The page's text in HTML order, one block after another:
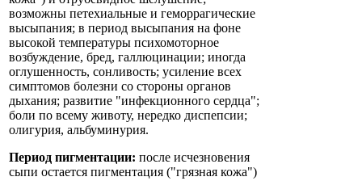
возможны петехиальные и геморрагические
высыпания; в период высыпания на фоне
высокой температуры психомоторное
возбуждение, бред, галлюцинации; иногда
оглушенность, сонливость; усиление всех
симптомов болезни со стороны органов
дыхания; развитие "инфекционного сердца";
боли по всему животу, нередко диспепсии;
олигурия, альбуминурия.
Период пигментации: после исчезновения
сыпи остается пигментация ("грязная кожа")